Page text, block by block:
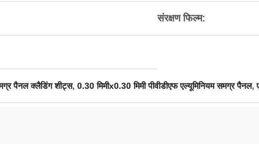
संरक्षण फिल्म:
पैनल क्लैडिंग शीट्स, 0.30 मिमीx0.30 मिमी पीवीडीएफ एल्यूमिनियम समग्र पैनल,